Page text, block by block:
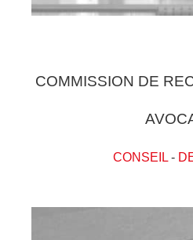
COMMISSION DE
CONSEIL-